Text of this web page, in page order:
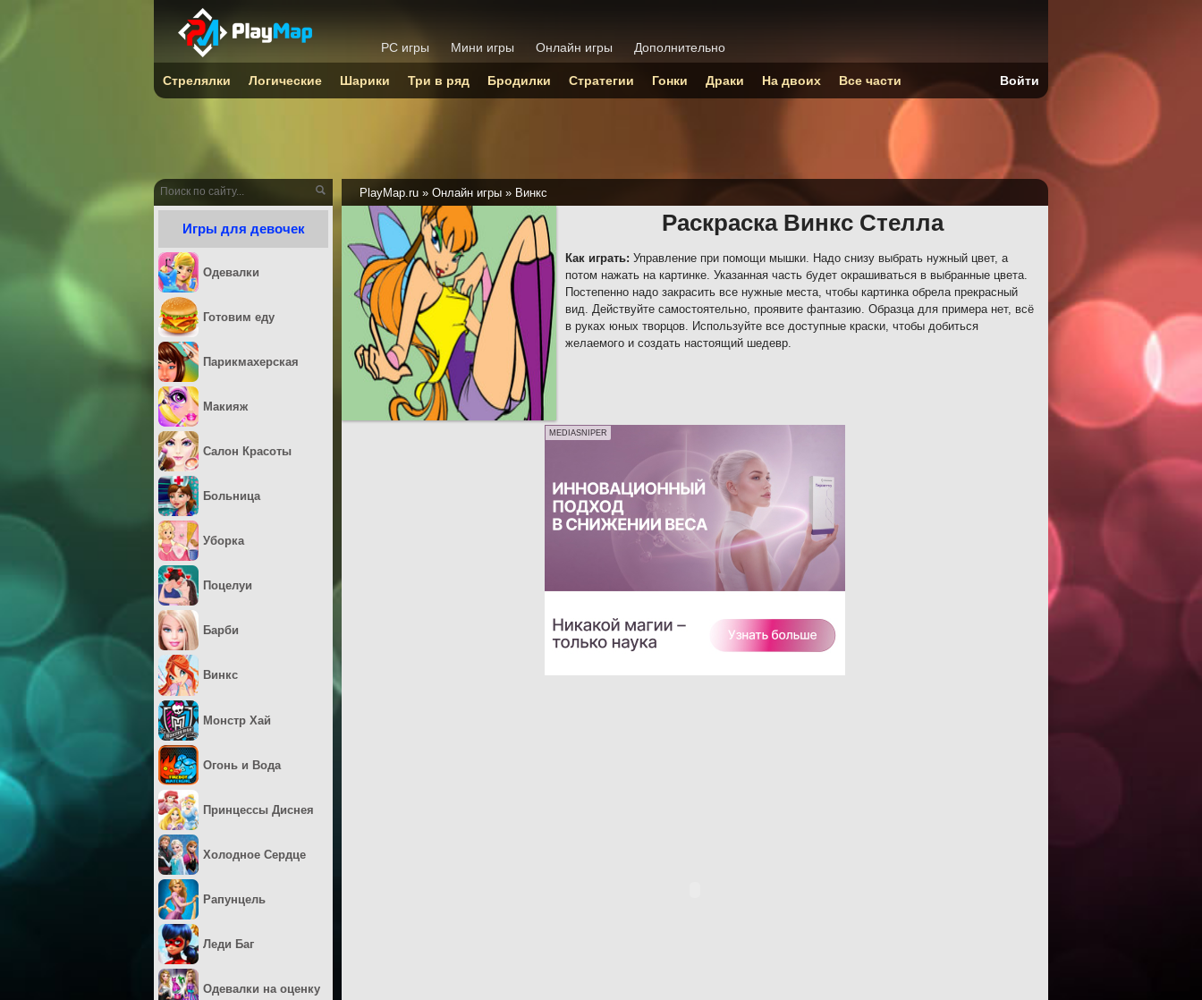
PlayMap.ru » Онлайн игры » Винкс
Раскраска Винкс Стелла
Как играть: Управление при помощи мышки. Надо снизу выбрать нужный цвет, а
потом нажать на картинке. Указанная часть будет окрашиваться в выбранные цвета.
Постепенно надо закрасить все нужные места, чтобы картинка обрела прекрасный
вид. Действуйте самостоятельно, проявите фантазию. Образца для примера нет, всё
в руках юных творцов. Используйте все доступные краски, чтобы добиться
желаемого и создать настоящий шедевр.
MEDIASNIPER
Игры для девочек
Одевалки
Готовим еду
Парикмахерская
Макияж
Салон Красоты
Больница
Уборка
Поцелуи
Барби
Винкс
Монстр Хай
Огонь и Вода
Принцессы Диснея
Холодное Сердце
Рапунцель
Леди Баг
Одевалки на оценку
PC игры Мини игры Онлайн игры Дополнительно
Стрелялки Логические Шарики Три в ряд Бродилки Стратегии Гонки Драки На двоих Все части Войти